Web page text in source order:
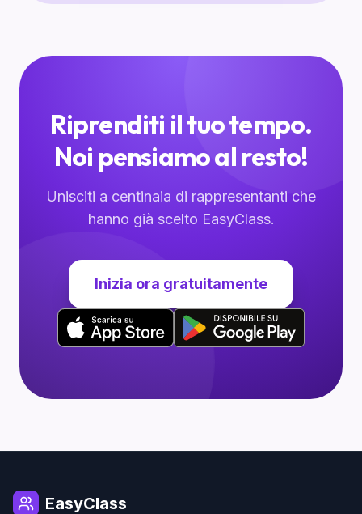
Riprenditi il tuo tempo.
Noi pensiamo al resto!
Unisciti a centinaia di rappresentanti che
hanno già scelto EasyClass.
Inizia ora gratuitamente
EasyClass